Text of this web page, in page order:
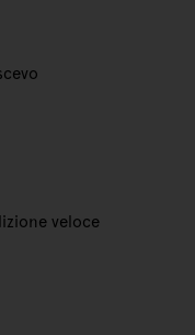
veloce